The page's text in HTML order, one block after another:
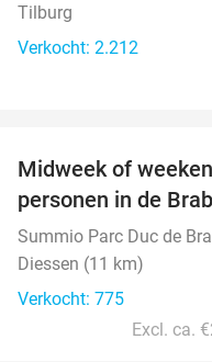
Tilburg
Verkocht: 2.212
Midweek of
personen in de
Summio Parc Duc de
Diessen (11 km)
Verkocht: 775
Excl. ca.